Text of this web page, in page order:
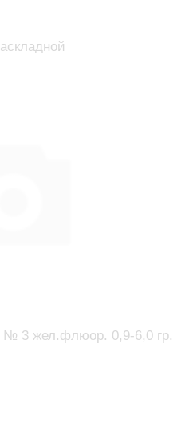
3 жел.флюор. 0,9-6,0 гр.